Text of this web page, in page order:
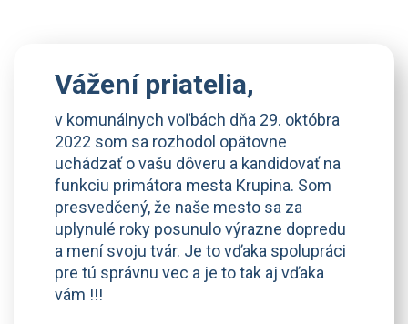
Vážení priatelia,
v komunálnych voľbách dňa 29. októbra
2022 som sa rozhodol opätovne
uchádzať o vašu dôveru a kandidovať na
funkciu primátora mesta Krupina. Som
presvedčený, že naše mesto sa za
uplynulé roky posunulo výrazne dopredu
a mení svoju tvár. Je to vďaka spolupráci
pre tú správnu vec a je to tak aj vďaka
vám !!!